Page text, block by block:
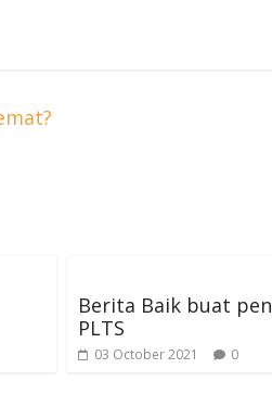
Berita Baik buat
PLTS
03 October 2021 0